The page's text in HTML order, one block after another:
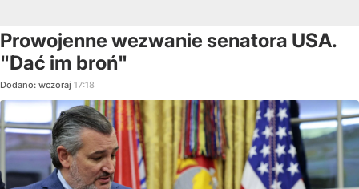
Prowojenne wezwanie senatora USA.
"Dać im broń"
Dodano: wczoraj 17:18